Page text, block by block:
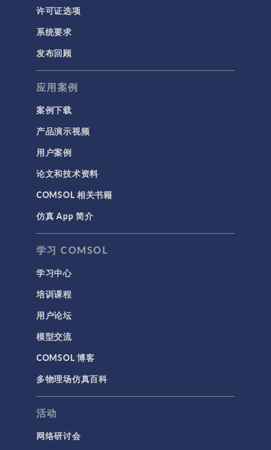
许可证选项
系统要求
发布回顾
应用案例
案例下载
产品演示视频
用户案例
论文和技术资料
COMSOL 相关书籍
仿真 App 简介
学习 COMSOL
学习中心
培训课程
用户论坛
模型交流
COMSOL 博客
多物理场仿真百科
活动
网络研讨会